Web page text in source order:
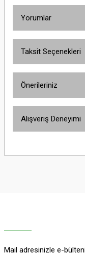
Yorumlar
Taksit Seçenekleri
Önerileriniz
yetersiz gördüğünüz
Alışveriş Deneyimi
Mail adresinizle e-